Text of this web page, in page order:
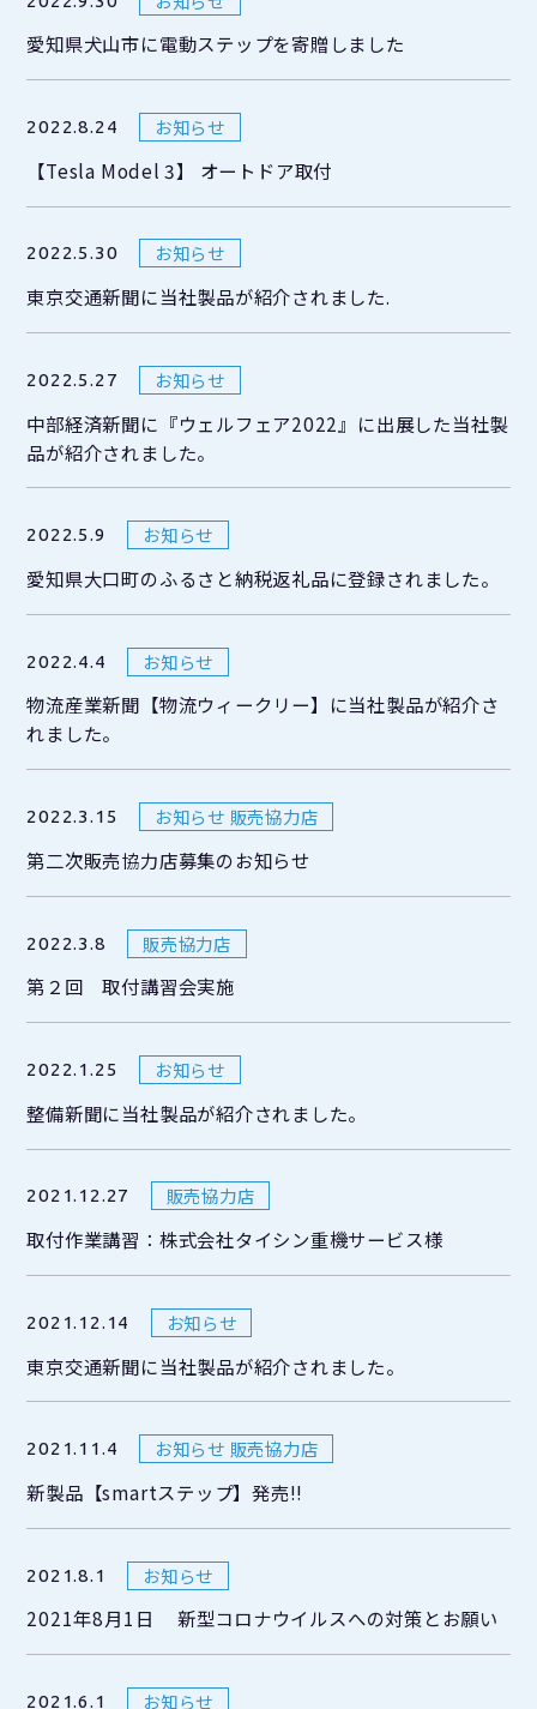
愛知県犬山市に電動ステップを寄贈しました
2022.8.24 お知らせ
【Tesla Model 3】 オートドア取付
2022.5.30 お知らせ
東京交通新聞に当社製品が紹介されました.
2022.5.27 お知らせ
中部経済新聞に『ウェルフェア2022』に出展した当社製
品が紹介されました。
2022.5.9 お知らせ
愛知県大口町のふるさと納税返礼品に登録されました。
2022.4.4 お知らせ
物流産業新聞【物流ウィークリー】に当社製品が紹介さ
れました。
2022.3.15 お知らせ 販売協力店
第二次販売協力店募集のお知らせ
2022.3.8 販売協力店
第２回 取付講習会実施
2022.1.25 お知らせ
整備新聞に当社製品が紹介されました。
2021.12.27 販売協力店
取付作業講習：株式会社タイシン重機サービス様
2021.12.14 お知らせ
東京交通新聞に当社製品が紹介されました。
2021.11.4 お知らせ 販売協力店
新製品【smartステップ】発売‼
2021.8.1 お知らせ
2021年8月1日 新型コロナウイルスへの対策とお願い
2021.6.1 お知らせ